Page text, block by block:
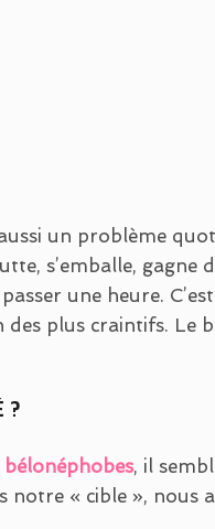
un problème
s’emballe,
une heure.
des plus craintifs. Le
?
bélonéphobes, il
notre « cible », nous